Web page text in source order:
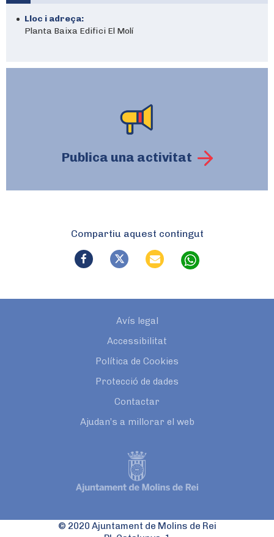
Lloc i adreça:
Planta Baixa Edifici El Molí
Publica una activitat
Compartiu aquest contingut
Avís legal
Accessibilitat
Política de Cookies
Protecció de dades
Contactar
Ajudan’s a millorar el web
© 2020 Ajuntament de Molins de Rei